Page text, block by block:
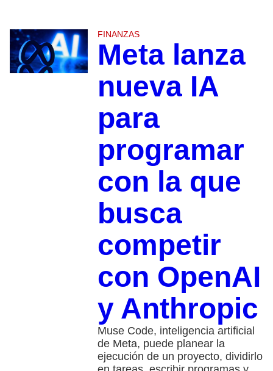
FINANZAS
Meta lanza
nueva IA
para
programar
con la que
busca
competir
con OpenAI
y Anthropic
Muse Code, inteligencia artificial
de Meta, puede planear la
ejecución de un proyecto, dividirlo